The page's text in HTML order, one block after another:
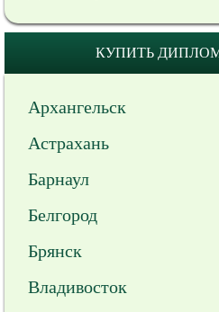
КУПИТЬ
Архангельск
Астрахань
Барнаул
Белгород
Брянск
Владивосток